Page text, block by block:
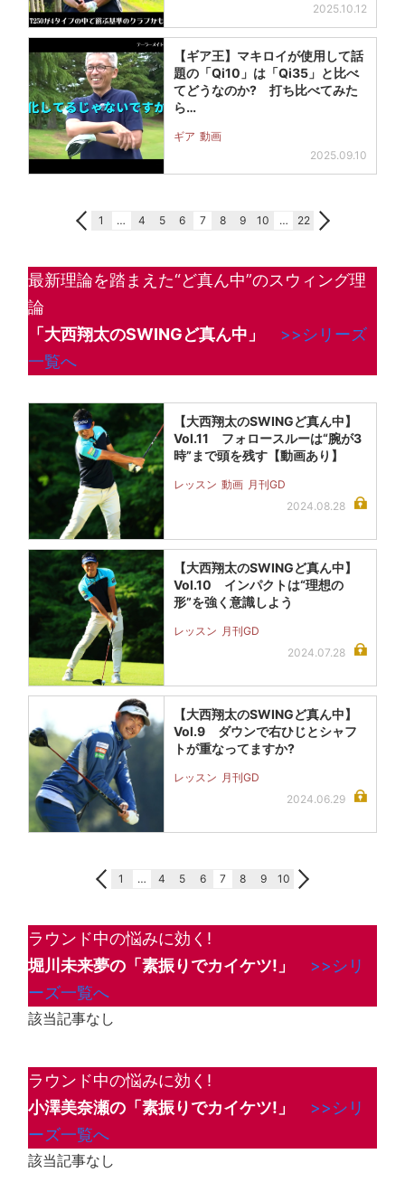
2025.10.12
【ギア王】マキロイが使用して話
題の「Qi10」は「Qi35」と比べ
てどうなのか? 打ち比べてみた
ら…
ギア 動画
2025.09.10
1 … 4 5 6 7 8 9 10 … 22
最新理論を踏まえた“ど真ん中”のスウィング理
論
「大西翔太のSWINGど真ん中」
>>シリーズ
一覧へ
【大西翔太のSWINGど真ん中】
Vol.11 フォロースルーは“腕が3
時”まで頭を残す【動画あり】
レッスン 動画 月刊GD
2024.08.28
【大西翔太のSWINGど真ん中】
Vol.10 インパクトは“理想の
形”を強く意識しよう
レッスン 月刊GD
2024.07.28
【大西翔太のSWINGど真ん中】
Vol.9 ダウンで右ひじとシャフ
トが重なってますか?
レッスン 月刊GD
2024.06.29
1 … 4 5 6 7 8 9 10
ラウンド中の悩みに効く!
堀川未来夢の「素振りでカイケツ!」
>>シリ
ーズ一覧へ
該当記事なし
ラウンド中の悩みに効く!
小澤美奈瀬の「素振りでカイケツ!」
>>シリ
ーズ一覧へ
該当記事なし